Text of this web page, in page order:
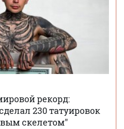
рекорд:
230 татуировок
скелетом"